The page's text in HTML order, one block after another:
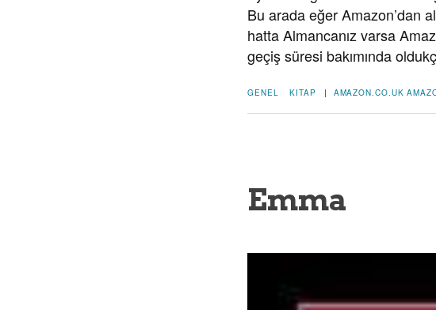
Bu arada eğer Amazon’dan
hatta Almancanız varsa
geçiş süresi bakımında
GENEL KITAP | AMAZON.CO.UK
Emma